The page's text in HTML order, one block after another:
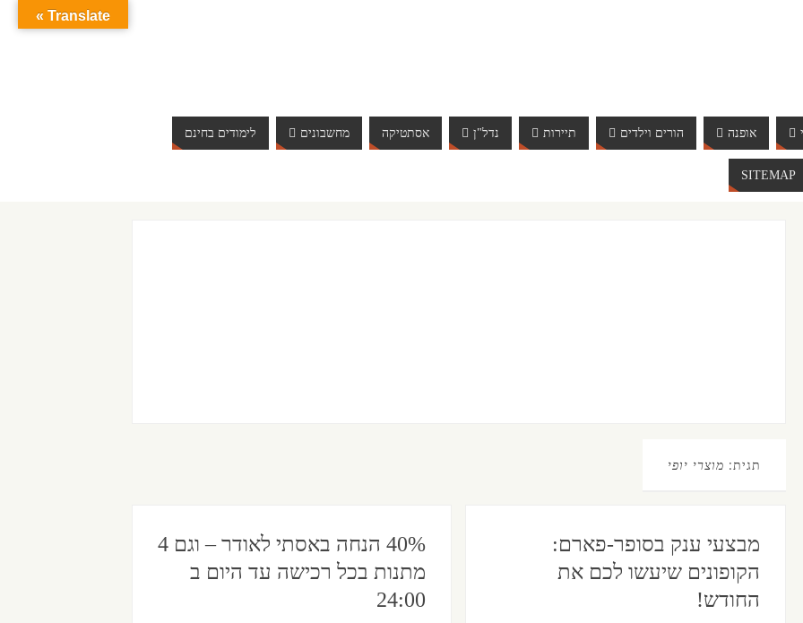
אופנה הורים וילדים תיירות נדל"ן אסתטיקה מחשבונים לימודים בחינם
SITEMAP
תגית: מוצרי יופי
40% הנחה באסתי לאודר – וגם 4
מתנות בכל רכישה עד היום ב
24:00
מבצעי ענק בסופר-פארם:
הקופונים שיעשו לכם את
החודש!
Translate »